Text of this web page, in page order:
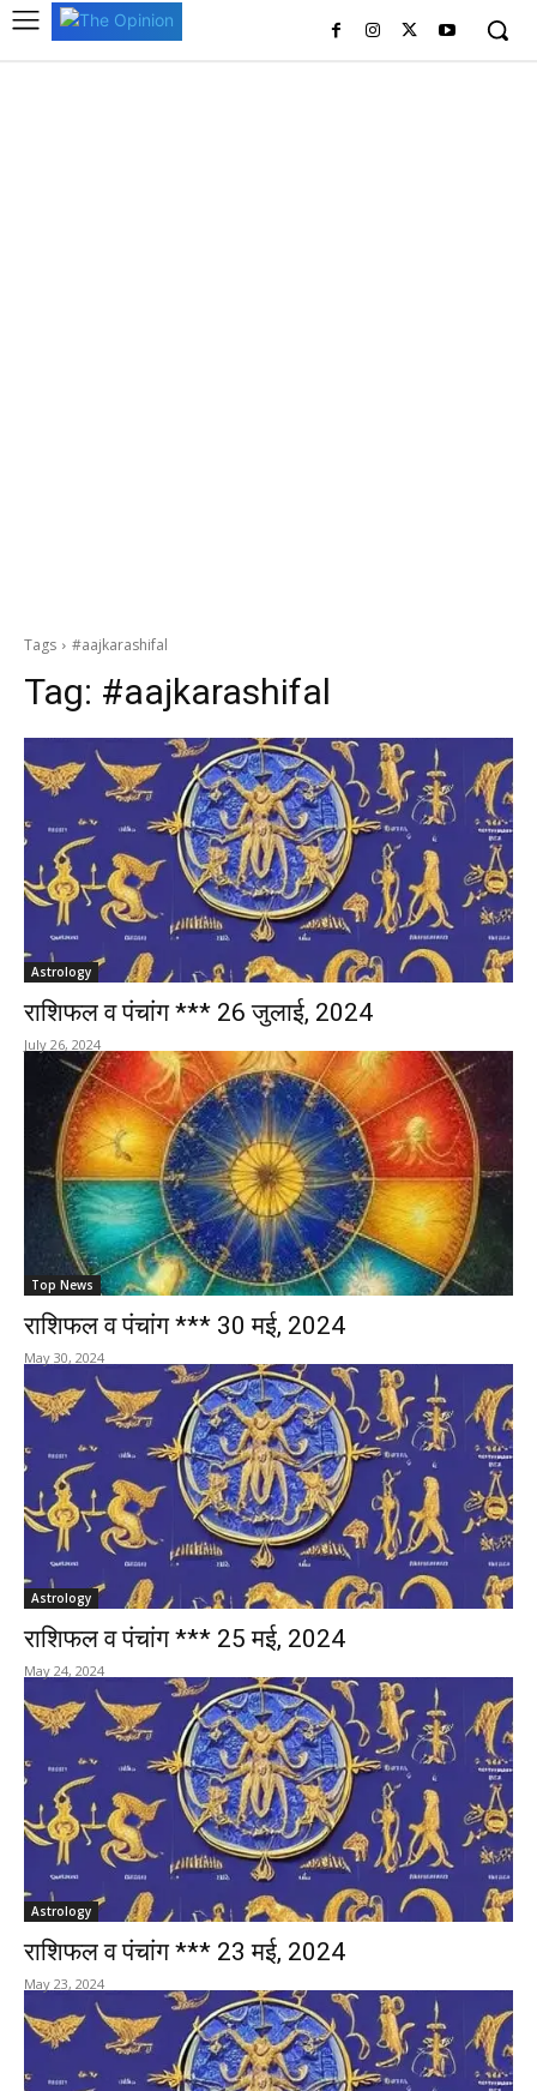
Tags #aajkarashifal
Tag: #aajkarashifal
Astrology
राशिफल व पंचांग *** 26 जुलाई, 2024
July 26, 2024
Top News
राशिफल व पंचांग *** 30 मई, 2024
May 30, 2024
Astrology
राशिफल व पंचांग *** 25 मई, 2024
May 24, 2024
Astrology
राशिफल व पंचांग *** 23 मई, 2024
May 23, 2024